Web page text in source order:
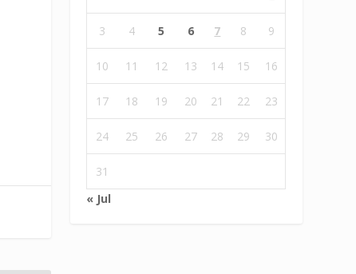
3 4 5 6 7 8 9
10 11 12 13 14 15 16
17 18 19 20 21 22 23
24 25 26 27 28 29 30
31
« Jul